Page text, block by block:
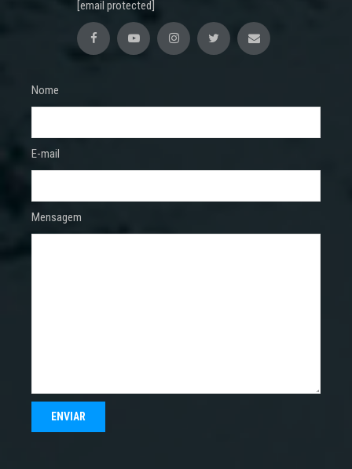
[email protected]
Nome
E-mail
Mensagem